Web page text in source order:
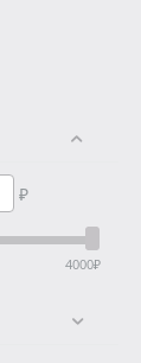
₽
4000₽